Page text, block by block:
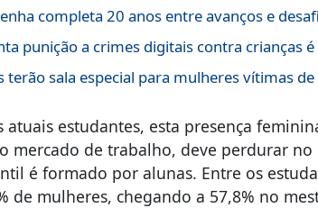
completa 20 anos entre avanços e
punição a crimes digitais contra crianças é
terão sala especial para mulheres vítimas
atuais estudantes, esta presença
mercado de trabalho, deve perdurar no
é formado por alunas. Entre os
de mulheres, chegando a 57,8% no